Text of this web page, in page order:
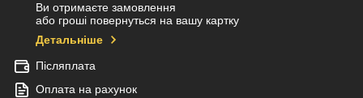
Ви отримаєте замовлення
або гроші повернуться на вашу картку
Детальніше
Післяплата
Оплата на рахунок